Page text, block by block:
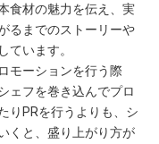
食材の魅力を伝え、実
るまでのストーリーや
ています。
モーションを行う際
ェフを巻き込んでプロ
りPRを行うよりも、シ
くと、盛り上がり方が